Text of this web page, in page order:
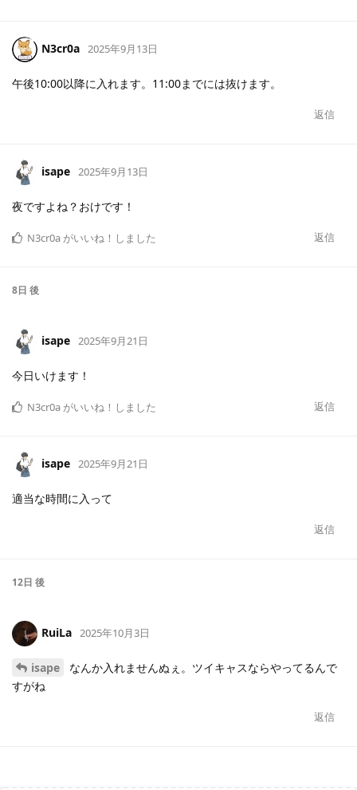
N3cr0a 2025年9月13日
午後10:00以降に入れます。11:00までには抜けます。
返信
isape 2025年9月13日
夜ですよね？おけです！
返信
N3cr0a がいいね！しました
8日 後
isape 2025年9月21日
今日いけます！
返信
N3cr0a がいいね！しました
isape 2025年9月21日
適当な時間に入って
返信
12日 後
RuiLa 2025年10月3日
isape
なんか入れませんぬぇ。ツイキャスならやってるんで
すがね
返信